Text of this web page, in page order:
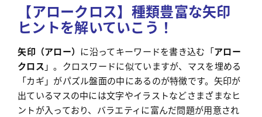
【アロークロス】種類豊富な矢印
ヒントを解いていこう！
矢印（アロー） に沿ってキーワードを書き込む「アロー
クロス 」。クロスワードに似ていますが、マスを埋める
「カギ」がパズル盤面の中にあるのが特徴です。矢印が
出ているマスの中には文字やイラストなどさまざまなヒ
ントが入っており、バラエティに富んだ問題が用意され